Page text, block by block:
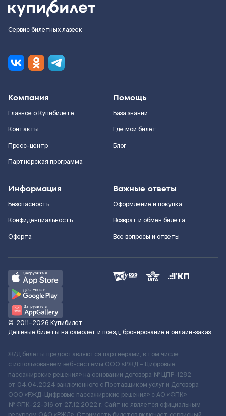
Сервис билетных лазеек
Компания
Главное о Купибилете
Контакты
Пресс-центр
Партнерская программа
Помощь
База знаний
Где мой билет
Блог
Информация
Безопасность
Конфиденциальность
Оферта
Важные ответы
Оформление и покупка
Возврат и обмен билета
Все вопросы и ответы
© 2011–2026 Купибилет
Дешёвые билеты на самолёт и поезд, бронирование и онлайн-заказ
Ж/Д билеты предоставляются партнёрами, в том числе
с использованием веб-системы ООО «РЖД – Цифровые
пассажирские решения» на основании договора № ЦПР-1282
от 04.04.2024 заключенного с Поставщиком услуг и Договора
ООО «РЖД-Цифровые пассажирские решения» c АО «ФПК»
№ ФПК-22-316 от 27.12.2022 г. Сайт не является официальным